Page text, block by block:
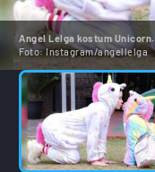
Angel Lelga kostum Unicorn.
Foto:Instagram/angellelga